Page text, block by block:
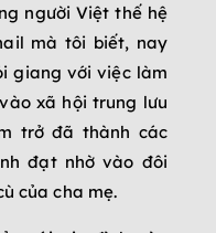
người Việt thế hệ
mà tôi biết, nay
giang với việc làm
xã hội trung lưu
trở đã thành các
đạt nhờ vào đôi
của cha mẹ.